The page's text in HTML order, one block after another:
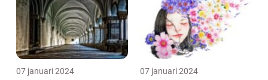
07 januari 2024 07 januari 2024